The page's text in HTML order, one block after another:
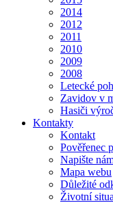
2014
2012
2011
2010
2009
2008
Letecké
Zavidov v
Hasiči
Kontakty
Kontakt
Pověřenec
Napište
Mapa webu
Důležité
Životní